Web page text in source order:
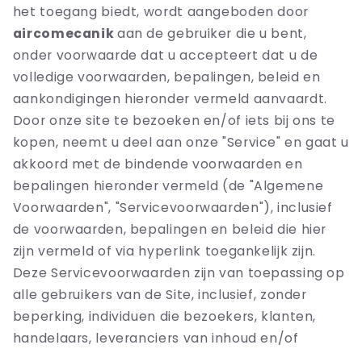
het toegang biedt, wordt aangeboden door
aircomecanikaan de gebruiker die u bent,
onder voorwaarde dat u accepteert dat u de
volledige voorwaarden, bepalingen, beleid en
aankondigingen hieronder vermeld aanvaardt.
Door onze site te bezoeken en/of iets bij ons te
kopen, neemt u deel aan onze "Service" en gaat u
akkoord met de bindende voorwaarden en
bepalingen hieronder vermeld (de "Algemene
Voorwaarden", "Servicevoorwaarden"), inclusief
de voorwaarden, bepalingen en beleid die hier
zijn vermeld of via hyperlink toegankelijk zijn.
Deze Servicevoorwaarden zijn van toepassing op
alle gebruikers van de Site, inclusief, zonder
beperking, individuen die bezoekers, klanten,
handelaars, leveranciers van inhoud en/of